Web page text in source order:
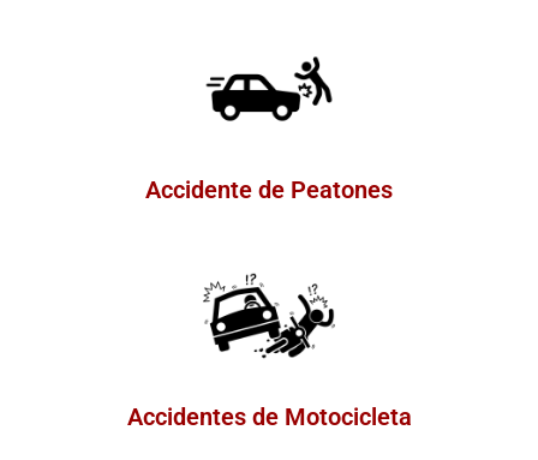
Accidente de Peatones
Accidentes de Motocicleta